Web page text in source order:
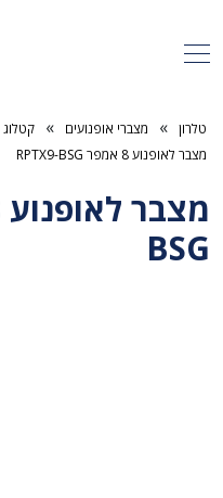
טלרון » מצברי אופנועים » קטלוג
מצבר לאופנוע 8 אמפר RPTX9-BSG
BSG